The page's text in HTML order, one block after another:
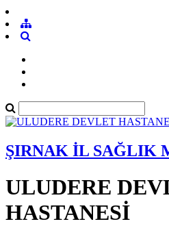
ŞIRNAK İL SAĞLIK
ULUDERE
HASTANESİ